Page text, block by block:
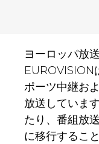
ヨーロッパ放
EUROVISION
ポーツ中継お
放送していま
たり、番組放
に移行するこ